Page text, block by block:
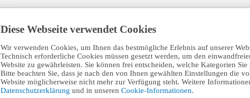
Diese Webseite verwendet Cookies
Wir verwenden Cookies, um Ihnen das bestmögliche Erlebnis auf unserer
Technisch erforderliche Cookies müssen gesetzt werden, um den
Website zu gewährleisten. Sie können frei entscheiden, welche Kategorien Sie
Bitte beachten Sie, dass je nach den von Ihnen gewählten Einstellungen die
Website möglicherweise nicht mehr zur Verfügung steht. Weitere
Datenschutzerklärung und in unseren Cookie-Informationen.